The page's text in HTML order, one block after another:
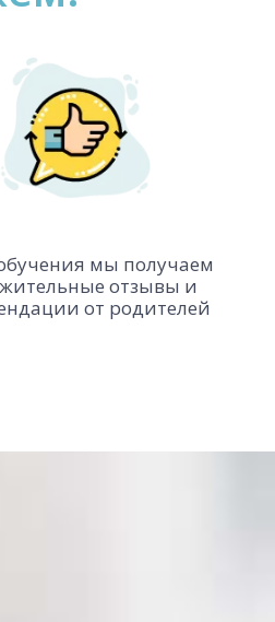
мы получаем
отзывы и
от родителей